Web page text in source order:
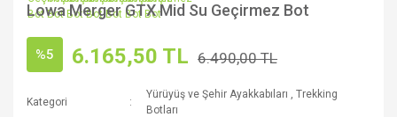
Lowa Merger GTX Mid Su Geçirmez Bot
%5 6.165,50 TL 6.490,00 TL
Kategori
Yürüyüş ve Şehir Ayakkabıları ,Trekking
Botları